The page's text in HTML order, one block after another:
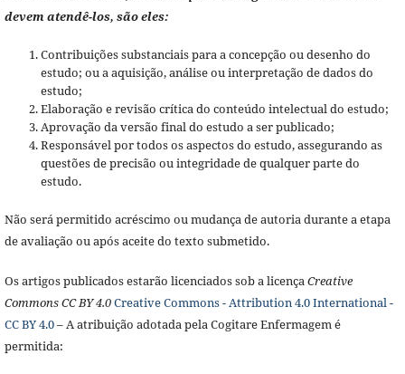
devem atendê-los, são eles:
Contribuições substanciais para a concepção ou desenho do
estudo; ou a aquisição, análise ou interpretação de dados do
estudo;
Elaboração e revisão crítica do conteúdo intelectual do estudo;
Aprovação da versão final do estudo a ser publicado;
Responsável por todos os aspectos do estudo, assegurando as
questões de precisão ou integridade de qualquer parte do
estudo.
Não será permitido acréscimo ou mudança de autoria durante a etapa
de avaliação ou após aceite do texto submetido.
Os artigos publicados estarão licenciados sob a licençaCreative
Commons CC BY 4.0Creative Commons - Attribution 4.0 International -
CC BY 4.0– A atribuição adotada pela Cogitare Enfermagem é
permitida: